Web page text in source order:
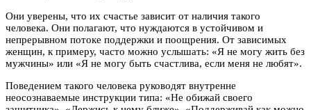
Они уверены, что их счастье зависит от наличия такого
человека. Они полагают, что нуждаются в устойчивом и
непрерывном потоке поддержки и поощрения. От зависимых
женщин, к примеру, часто можно услышать: «Я не могу жить без
мужчины» или «Я не могу быть счастлива, если меня не любят».
Поведением такого человека руководят внутренне
неосознаваемые инструкции типа: «Не обижай своего